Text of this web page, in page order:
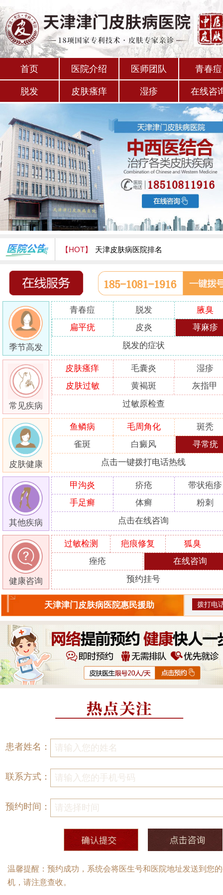
首页 医院介绍 医师团队 青春痘
脱发 皮肤瘙痒 湿疹 在线咨
【HOT】 天津皮肤病医院排名
天津津门皮肤病医院怎么样
季节高发
青春痘 脱发
腋臭
扁平疣
皮炎 荨麻疹
脱发的症状
常见疾病
皮肤瘙痒 毛囊炎
湿疹
皮肤过敏
黄褐斑 灰指甲
过敏原检查
皮肤健康
鱼鳞病 毛周角化
斑秃
雀斑
白癜风 寻常疣
点击一键拨打电话热线
其他疾病
甲沟炎 疥疮
带状疱疹
手足癣
体癣 粉刺
点击在线咨询
健康咨询
过敏检测 疤痕修复
狐臭
痤疮
在线咨询
预约挂号
天津津门皮肤病医院惠民援助 拨打电
患者姓名：
联系方式：
预约时间：
温馨提醒：预约成功，系统会将医生号和医院地址发送到您
机，请注意查收。